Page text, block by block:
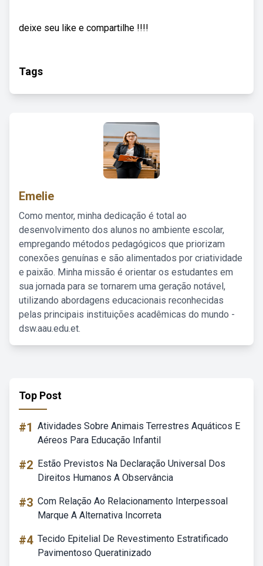
deixe seu like e compartilhe !!!!
Tags
Emelie
Como mentor, minha dedicação é total ao
desenvolvimento dos alunos no ambiente escolar,
empregando métodos pedagógicos que priorizam
conexões genuínas e são alimentados por criatividade
e paixão. Minha missão é orientar os estudantes em
sua jornada para se tornarem uma geração notável,
utilizando abordagens educacionais reconhecidas
pelas principais instituições acadêmicas do mundo -
dsw.aau.edu.et.
Top Post
#1 Atividades Sobre Animais Terrestres Aquáticos E
Aéreos Para Educação Infantil
#2 Estão Previstos Na Declaração Universal Dos
Direitos Humanos A Observância
#3 Com Relação Ao Relacionamento Interpessoal
Marque A Alternativa Incorreta
#4 Tecido Epitelial De Revestimento Estratificado
Pavimentoso Queratinizado